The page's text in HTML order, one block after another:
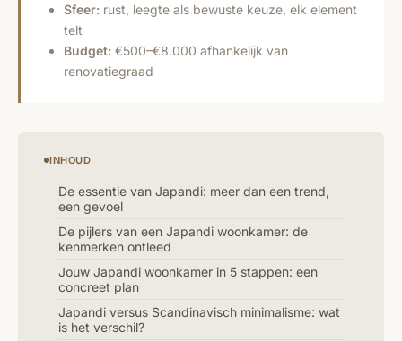
Sfeer: rust, leegte als bewuste keuze, elk element
telt
Budget: €500–€8.000 afhankelijk van
renovatiegraad
INHOUD
De essentie van Japandi: meer dan een trend,
een gevoel
De pijlers van een Japandi woonkamer: de
kenmerken ontleed
Jouw Japandi woonkamer in 5 stappen: een
concreet plan
Japandi versus Scandinavisch minimalisme: wat
is het verschil?